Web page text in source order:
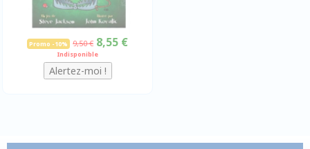
Promo -10% 9,50 € 8,55 €
Indisponible